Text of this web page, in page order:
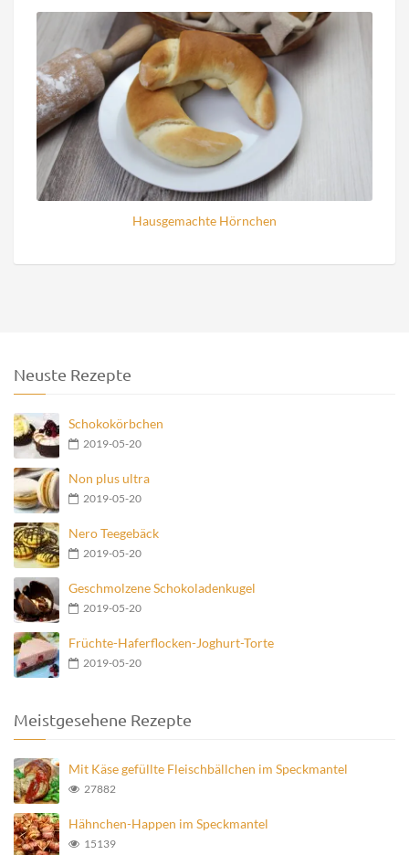
Hausgemachte Hörnchen
Neuste Rezepte
Schokokörbchen
2019-05-20
Non plus ultra
2019-05-20
Nero Teegebäck
2019-05-20
Geschmolzene Schokoladenkugel
2019-05-20
Früchte-Haferflocken-Joghurt-Torte
2019-05-20
Meistgesehene Rezepte
Mit Käse gefüllte Fleischbällchen im Speckmantel
27882
Hähnchen-Happen im Speckmantel
15139